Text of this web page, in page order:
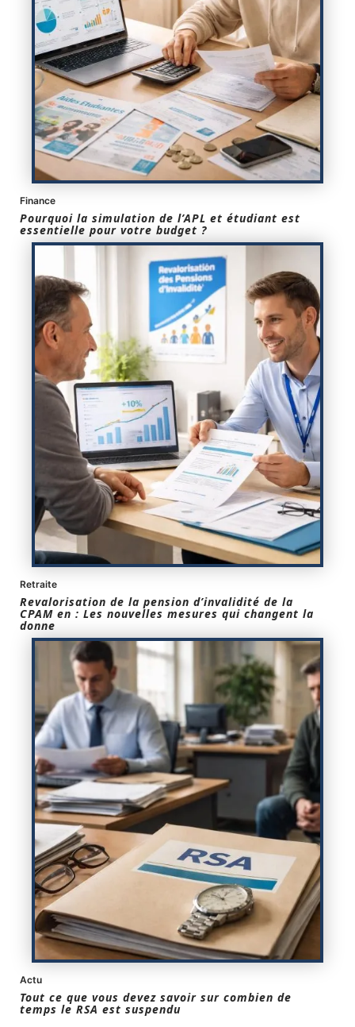
Finance
Pourquoi la simulation de l’APL et étudiant est
essentielle pour votre budget ?
Retraite
Revalorisation de la pension d’invalidité de la
CPAM en : Les nouvelles mesures qui changent la
donne
Actu
Tout ce que vous devez savoir sur combien de
temps le RSA est suspendu